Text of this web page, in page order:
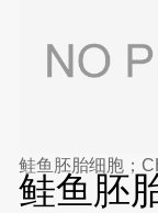
鲑鱼胚胎细胞；
鲑鱼胚